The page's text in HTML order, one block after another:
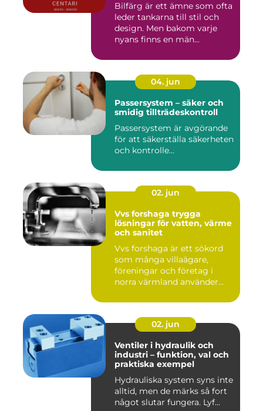
Bilfärg är ett ämne som ofta
leder tankarna till stil och
design. Men bakom varje
nyans finns en män...
04. jun
Passersystem – säker och
smidig tillträdeskontroll
Passersystem är avgörande
för att säkerställa säkerheten
och kontrolle...
02. jun
Vvs forshaga trygga
lösningar för vatten, värme
och sanitet
Vvs forshaga är ett sökord
som många villaägare,
föreningar och företag i
norra värmland använder
02. jun
Ventiler i hydraulik och
industri – funktion, val och
praktiska exempel
Hydrauliska system syns inte
alltid, men de märks så fort
något slutar fungera. Lyf...